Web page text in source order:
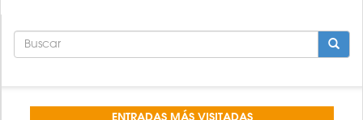
FORMULARIO
DE
ENTRADAS MÁS VISITADAS